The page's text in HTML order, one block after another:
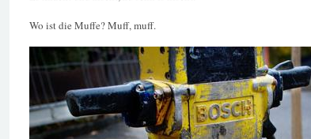
Wo ist die Muffe? Muff, muff.